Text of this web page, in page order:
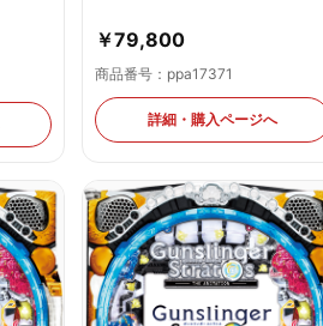
￥79,800
商品番号：ppa17371
詳細・購入ページへ